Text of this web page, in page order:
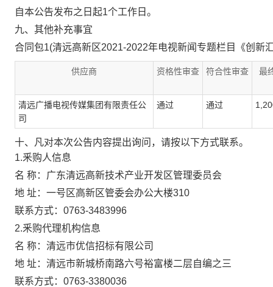
自本公告发布之日起1个工作日。
九、其他补充事宜
合同包1(清远高新区2021-2022年电视新闻专题栏目《创新
供应商 资格性审查 符合性审查 最
清远广播电视传媒集团有限责任公
司
通过 通过
十、凡对本次公告内容提出询问，请按以下方式联系。
1.釆购人信息
名 称：广东清远高新技术产业开发区管理委员会
地 址：一号区高新区管委会办公大楼310
联系方式：0763-3483996
2.釆购代理机构信息
名 称：清远市优信招标有限公司
地 址：清远市新城桥南路六号裕富楼二层自编之三
联系方式：0763-3380036